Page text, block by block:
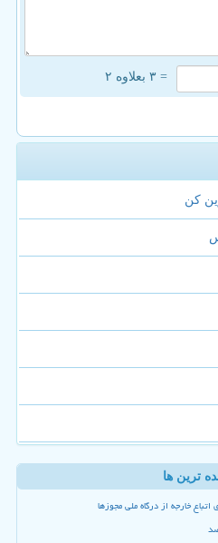
= ۳ بعلاوه ۲
کن
ترین ها
خارجه از درگاه ملی مجوزها